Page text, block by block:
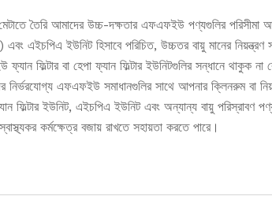
মেটাতে তৈরি আমাদের উচ্চ-দক্ষতার এফএফইউ পণ্যগুলির
ইউনিট হিসাবে পরিচিত, উচ্চতর বায়ু মানের নিয়ন্ত্রণ
ফিল্টার বা হেপা ফ্যান ফিল্টার ইউনিটগুলির সন্ধানে থাকুক না
নির্ভরযোগ্য এফএফইউ সমাধানগুলির সাথে আপনার ক্লিনরুম বা
ইউনিট, এইচপিএ ইউনিট এবং অন্যান্য বায়ু পরিস্রাবণ
কর্মক্ষেত্র বজায় রাখতে সহায়তা করতে পারে।